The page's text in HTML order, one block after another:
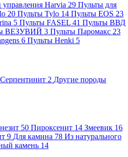
Harvia 29 Пульты для
20 Пульты Tylo 14 Пульты EOS 23
5 Пульты FASEL 41 Пульты ВВД
ВЕЗУВИЙ 3 Пульты Паромакс 23
6 Пульты Henki 5
Серпентинит 2 Другие породы
50 Пироксенит 14 Змеевик 16
9 Для камина 78 Из натурального
камень 14